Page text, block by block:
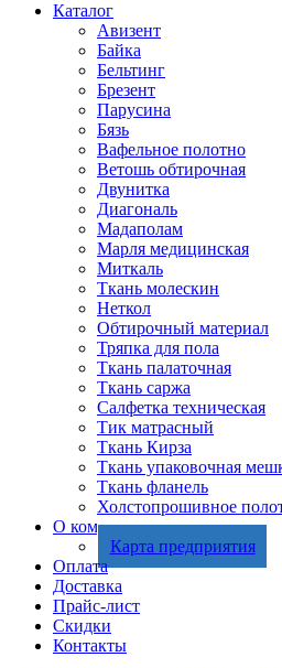
Каталог
Авизент
Байка
Бельтинг
Брезент
Парусина
Бязь
Вафельное полотно
Ветошь обтирочная
Двунитка
Диагональ
Мадаполам
Марля медицинская
Миткаль
Ткань молескин
Неткол
Обтирочный материал
Тряпка для пола
Ткань палаточная
Ткань саржа
Салфетка техническая
Тик матрасный
Ткань Кирза
Ткань упаковочная
Ткань фланель
Холстопрошивное
О компании
Карта предприятия
Оплата
Доставка
Прайс-лист
Скидки
Контакты